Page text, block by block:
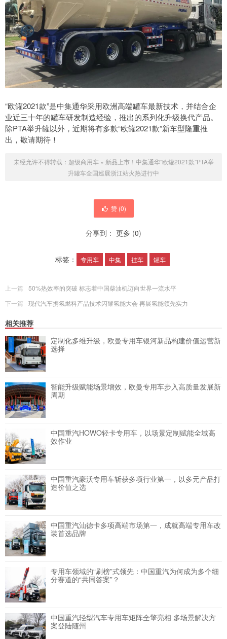
“欧罐2021款”是中集通华采用欧洲高端罐车最新技术，并结合企
业近三十年的罐车研发制造经验，推出的系列化升级换代产品。
除PTA举升罐以外，近期将有多款“欧罐2021款”新车型隆重推
出，敬请期待！
未经允许不得转载： 超级商用车» 新品上市！中集通华“欧罐2021款”PTA举
升罐车全国巡展浙江站火热进行中
赞 (0)
分享到： 更多 (0)
标签： 专用车 中集 挂车 罐车
上一篇
50%热效率的突破 标志着中国柴油机迈向世界一流水平
下一篇
现代汽车携氢燃料产品技术闪耀氢能大会 再展氢能领先实力
相关推荐
定制化多维升级，欧曼专用车银河新品构建价值运营新
选择
智能升级赋能场景增效，欧曼专用车步入高质量发展新
周期
中国重汽HOWO轻卡专用车，以场景定制赋能全域高
效作业
中国重汽豪沃专用车斩获多项行业第一，以多元产品打
造价值之选
中国重汽汕德卡多项高端市场第一，成就高端专用车改
装首选品牌
专用车领域的“刷榜”式领先：中国重汽为何成为多个细
分赛道的“共同答案”？
中国重汽轻型汽车专用车矩阵全擎亮相 多场景解决方
案登陆随州